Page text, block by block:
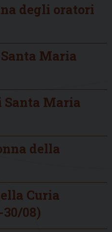
degli oratori
Maria
Maria
della
Curia
08)